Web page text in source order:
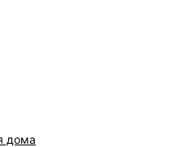
дома
хаки, коричневый и